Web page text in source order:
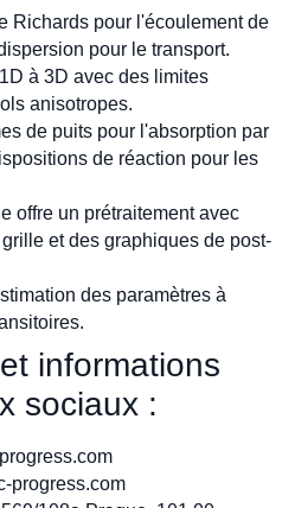
Richards pour l'écoulement de
pour le transport.
à 3D avec des limites
anisotropes.
de puits pour l'absorption par
de réaction pour les
offre un prétraitement avec
et des graphiques de post-
des paramètres à
informations
sociaux :
progress.com